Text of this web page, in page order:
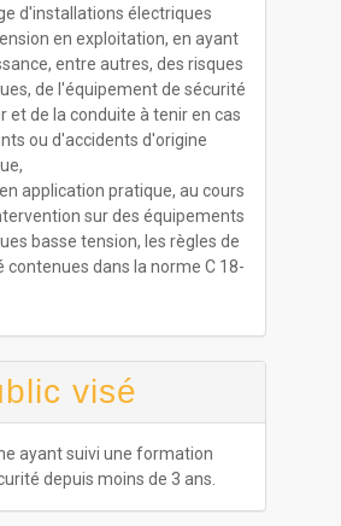
d'installations électriques
en exploitation, en ayant
entre autres, des risques
de l'équipement de sécurité
et de la conduite à tenir en cas
ou d'accidents d'origine
application pratique, au cours
sur des équipements
basse tension, les règles de
contenues dans la norme C 18-
visé
ayant suivi une formation
depuis moins de 3 ans.